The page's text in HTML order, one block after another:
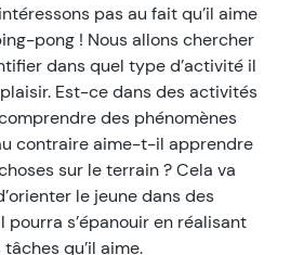
pas au fait qu’il aime
pong ! Nous allons chercher
dans quel type d’activité il
Est-ce dans des activités
des phénomènes
contraire aime-t-il apprendre
sur le terrain ? Cela va
le jeune dans des
pourra s’épanouir en réalisant
tâches qu’il aime.